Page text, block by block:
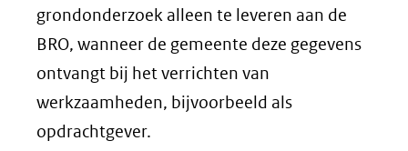
grondonderzoek alleen te leveren aan de
BRO, wanneer de gemeente deze gegevens
ontvangt bij het verrichten van
werkzaamheden, bijvoorbeeld als
opdrachtgever.